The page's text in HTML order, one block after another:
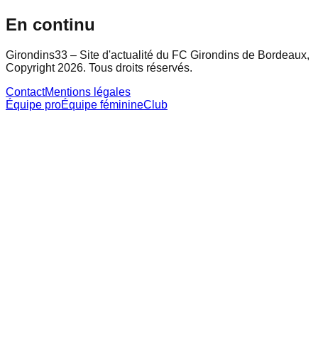
En continu
Girondins33 – Site d'actualité du FC Girondins de Bordeaux,
Copyright 2026. Tous droits réservés.
ContactMentions légales
Équipe proÉquipe féminineClub